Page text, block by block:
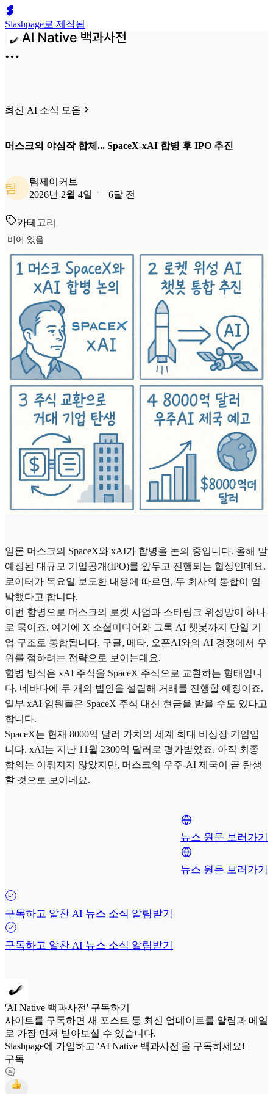
Slashpage로 제작됨
최신 AI 소식 모음
머스크의 야심작 합체... SpaceX-xAI 합병 후 IPO 추진
팀
팀제이커브
2026년 2월 4일
6달 전
카테고리
비어 있음
일론 머스크의 SpaceX와 xAI가 합병을 논의 중입니다. 올해 말
예정된 대규모 기업공개(IPO)를 앞두고 진행되는 협상인데요.
로이터가 목요일 보도한 내용에 따르면, 두 회사의 통합이 임
박했다고 합니다.
이번 합병으로 머스크의 로켓 사업과 스타링크 위성망이 하나
로 묶이죠. 여기에 X 소셜미디어와 그록 AI 챗봇까지 단일 기
업 구조로 통합됩니다. 구글, 메타, 오픈AI와의 AI 경쟁에서 우
위를 점하려는 전략으로 보이는데요.
합병 방식은 xAI 주식을 SpaceX 주식으로 교환하는 형태입니
다. 네바다에 두 개의 법인을 설립해 거래를 진행할 예정이죠.
일부 xAI 임원들은 SpaceX 주식 대신 현금을 받을 수도 있다고
합니다.
SpaceX는 현재 8000억 달러 가치의 세계 최대 비상장 기업입
니다. xAI는 지난 11월 2300억 달러로 평가받았죠. 아직 최종
합의는 이뤄지지 않았지만, 머스크의 우주-AI 제국이 곧 탄생
할 것으로 보이네요.
뉴스 원문 보러가기
뉴스 원문 보러가기
구독하고 알찬 AI 뉴스 소식 알림받기
구독하고 알찬 AI 뉴스 소식 알림받기
'AI Native 백과사전' 구독하기
사이트를 구독하면 새 포스트 등 최신 업데이트를 알림과 메일
로 가장 먼저 받아보실 수 있습니다.
Slashpage에 가입하고 'AI Native 백과사전'을 구독하세요!
구독